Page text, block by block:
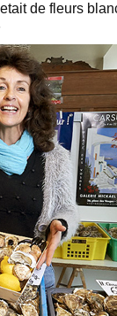
de fleurs